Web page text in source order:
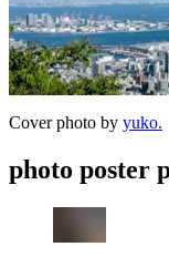
Cover photo by yuko.
photo poster